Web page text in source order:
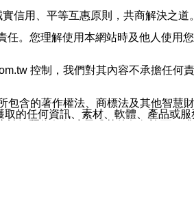
信用、平等互惠原則，共商解決之道。
。您理解使用本網站時及他人使用
控制，我們對其內容不承擔任何
含的著作權法、商標法及其他智慧財
的任何資訊、素材、軟體、產品或